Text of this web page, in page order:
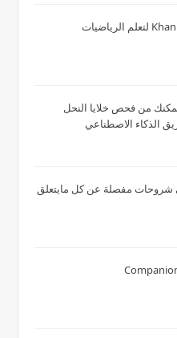
من فحص خلايا النحل
الذكاء الاصطناعي
شروحات مفصلة عن كل مايتعلق